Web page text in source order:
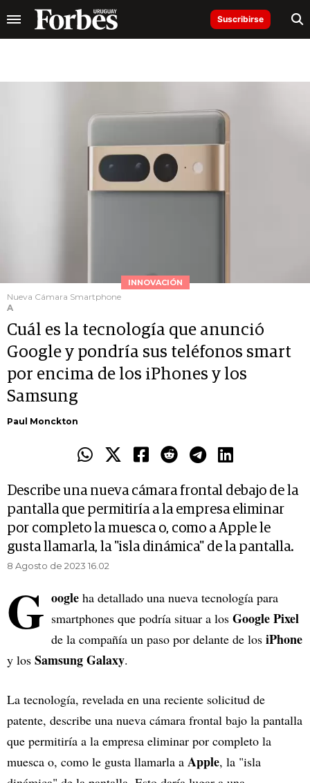
Suscribirse
INNOVACIÓN
Nueva Cámara Smartphone
A
Cuál es la tecnología que anunció
Google y pondría sus teléfonos smart
por encima de los iPhones y los
Samsung
Paul Monckton
Describe una nueva cámara frontal debajo de la
pantalla que permitiría a la empresa eliminar
por completo la muesca o, como a Apple le
gusta llamarla, la "isla dinámica" de la pantalla.
8 Agosto de 2023 16.02
G oogle ha detallado una nueva tecnología para
smartphones que podría situar a los Google Pixel
de la compañía un paso por delante de los iPhone
y los Samsung Galaxy.
La tecnología, revelada en una reciente solicitud de
patente, describe una nueva cámara frontal bajo la pantalla
que permitiría a la empresa eliminar por completo la
muesca o, como le gusta llamarla a Apple, la "isla